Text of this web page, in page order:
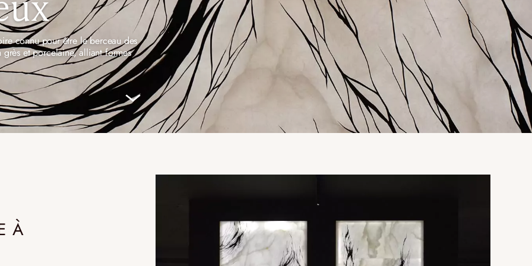
INCANDESCENCE INFINITY
LE CRISTAL DE ROCHE LE BOIS BRÛLÉ REVUE DE PRESSE
connu pour être le berceau des
et porcelaine, alliant formes
À